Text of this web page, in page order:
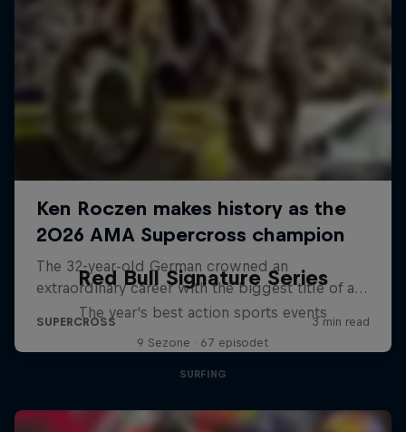
Red Bull Signature Series
The year's best action sports events
9 Sezone · 67 episodet
SURFING